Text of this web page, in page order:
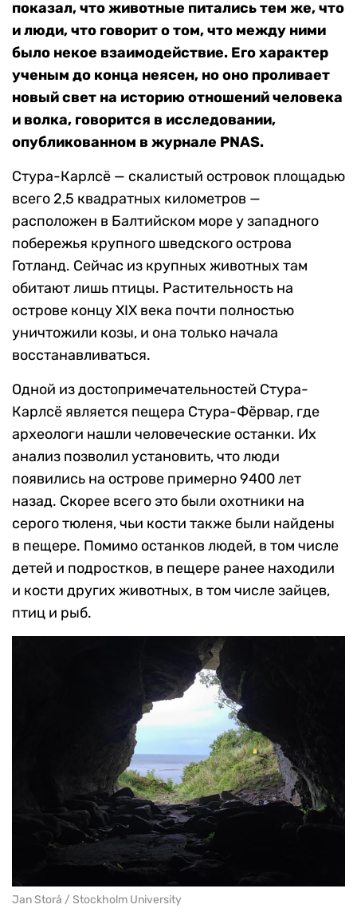
показал, что животные питались тем же, что
и люди, что говорит о том, что между ними
было некое взаимодействие. Его характер
ученым до конца неясен, но оно проливает
новый свет на историю отношений человека
и волка, говорится в исследовании,
опубликованном в журнале PNAS.
Стура-Карлсё — скалистый островок площадью
всего 2,5 квадратных километров —
расположен в Балтийском море у западного
побережья крупного шведского острова
Готланд. Сейчас из крупных животных там
обитают лишь птицы. Растительность на
острове концу XIX века почти полностью
уничтожили козы, и она только начала
восстанавливаться.
Одной из достопримечательностей Стура-
Карлсё является пещера Стура-Фёрвар, где
археологи нашли человеческие останки. Их
анализ позволил установить, что люди
появились на острове примерно 9400 лет
назад. Скорее всего это были охотники на
серого тюленя, чьи кости также были найдены
в пещере. Помимо останков людей, в том числе
детей и подростков, в пещере ранее находили
и кости других животных, в том числе зайцев,
птиц и рыб.
Jan Storå / Stockholm University